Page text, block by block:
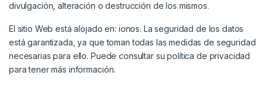
divulgación, alteración o destrucción de los mismos.
El sitio Web está alojado en: ionos. La seguridad de los datos
está garantizada, ya que toman todas las medidas de seguridad
necesarias para ello. Puede consultar su política de privacidad
para tener más información.